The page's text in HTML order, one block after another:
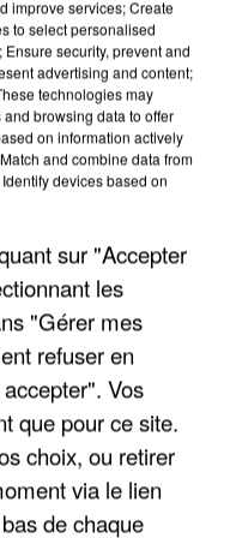
Voir plus
improve services; Create
to select personalised
security, prevent and
advertising and content;
technologies may
browsing data to offer
on information actively
and combine data from
devices based on
sur "Accepter
les
"Gérer mes
refuser en
Vos
que pour ce site.
choix, ou retirer
via le lien
de chaque